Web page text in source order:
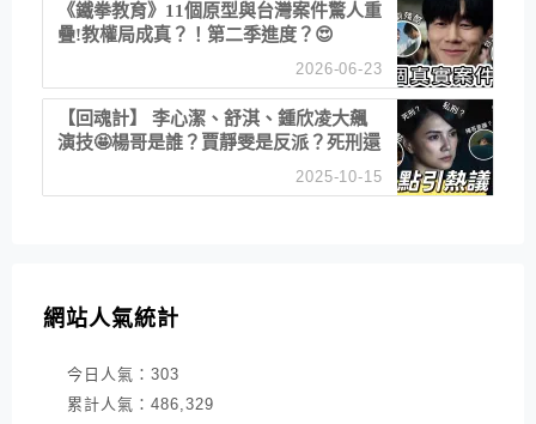
《鐵拳教育》11個原型與台灣案件驚人重
疊!教權局成真？！第二季進度？😍
2026-06-23
【回魂計】 李心潔、舒淇、鍾欣凌大飆
演技🤩楊哥是誰？賈靜雯是反派？死刑還
2025-10-15
網站人氣統計
今日人氣： 303
累計人氣： 486,329